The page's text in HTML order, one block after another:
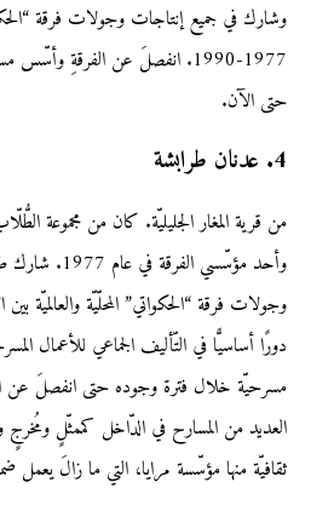
وشارك في جميع إنتاجات وجولات فرقة
1977-1990. انفصلَ عن الفرقةِ
حتى الآن.
4. عدنان طرابشة
من قرية المغار الجليليّة. كان من مجموعة
وأحد مؤسّسي
دورًا أساسيًّا في التّأليف الجماعي للأعمال
مسرحيّة خلال فترة وجوده حتى انفصلَ عن
العديد من المسارح في الدّاخل كممثّلٍ
ثقافيّة منها مؤسّسة مرايا، التي ما زالَ يعمل